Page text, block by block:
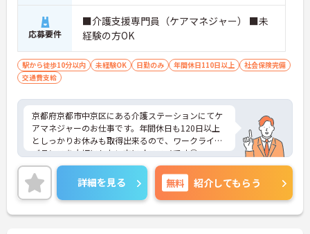
応募要件
■介護支援専門員（ケアマネジャー） ■未
経験の方OK
駅から徒歩10分以内 未経験OK 日勤のみ 年間休日110日以上
社会保険完備
交通費支給
京都府京都市中京区にある介護ステーションにてケ
アマネジャーのお仕事です。年間休日も120日以上
としっかりお休みも取得出来るので、ワークライフ
バランスを大切にしたい方にオススメです◎
ご興味ある方には、面接対策ポイントなど、さらに
詳細をお話しいたしますのでお気軽にご相談くださ
い。
詳細を見る 無料 紹介してもらう